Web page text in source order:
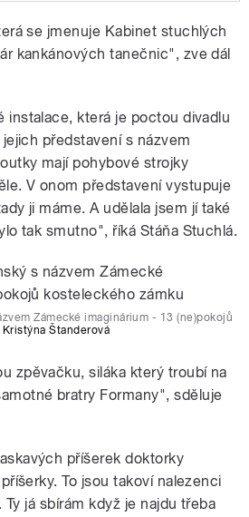
ujít
se jmenuje Kabinet stuchlých
kankánových tanečnic", zve dál
instalace, která je poctou divadlu
představení s názvem
mají pohybové strojky
V onom představení vystupuje
ji máme. A udělala jsem jí také
tak smutno", říká Stáňa Stuchlá.
Zámecké imaginárium - 13 (ne)pokojů
Štanderová
zpěvačku, siláka který troubí na
bratry Formany", sděluje
příšerek doktorky
To jsou takoví nalezenci
já sbírám když je najdu třeba